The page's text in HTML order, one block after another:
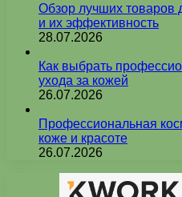
Обзор лучших товаров
и их эффективность
28.07.2026
Как выбрать
ухода за кожей
26.07.2026
Профессиональная
коже и красоте
26.07.2026